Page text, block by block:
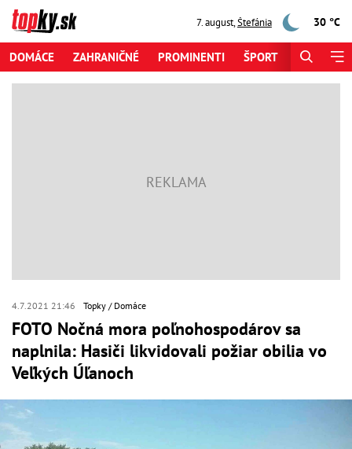
7. august,Štefánia 30 °C
DOMÁCE ZAHRANIČNÉ PROMINENTI ŠPORT
4.7.2021 21:46 Topky Domáce
FOTO Nočná mora poľnohospodárov sa
naplnila: Hasiči likvidovali požiar obilia vo
Veľkých Úľanoch